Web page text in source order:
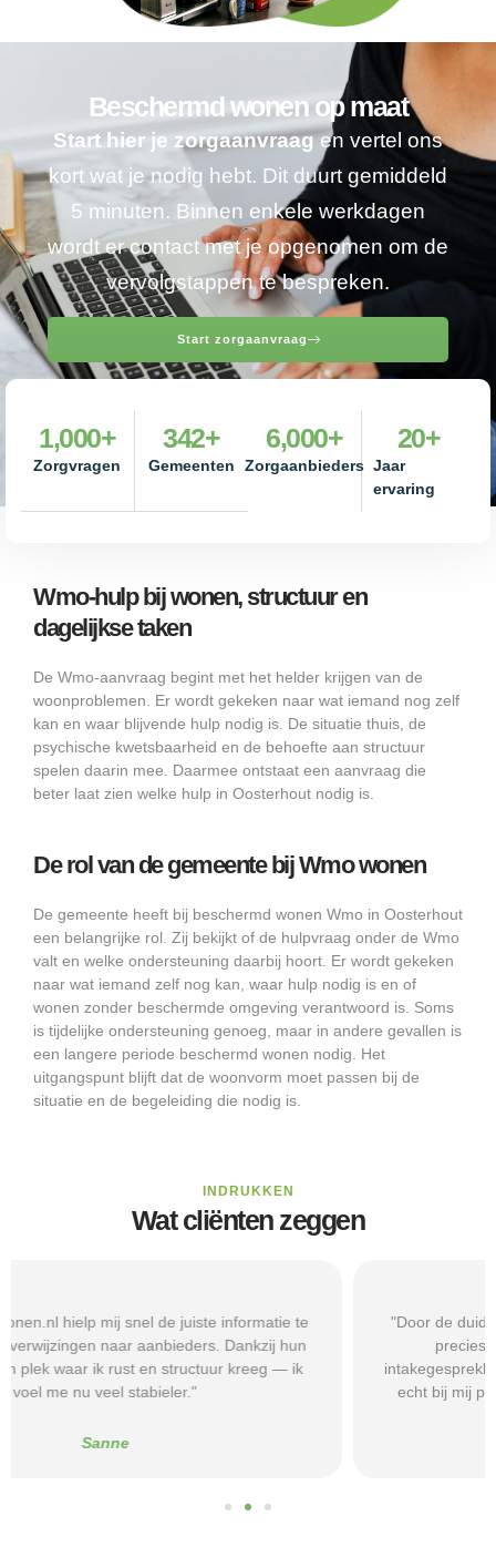
Beschermd wonen op maat
Start hier je zorgaanvraagen vertel ons
kort wat je nodig hebt. Dit duurt gemiddeld
5 minuten. Binnen enkele werkdagen
wordt er contact met je opgenomen om de
vervolgstappen te bespreken.
Start zorgaanvraag
Zorgvragen
1,000+
Gemeenten
342+
Zorgaanbieders
6,000+
Jaar
ervaring
20+
Wmo-hulp bij wonen, structuur en
dagelijkse taken
De Wmo-aanvraag begint met het helder krijgen van de
woonproblemen. Er wordt gekeken naar wat iemand nog zelf
kan en waar blijvende hulp nodig is. De situatie thuis, de
psychische kwetsbaarheid en de behoefte aan structuur
spelen daarin mee. Daarmee ontstaat een aanvraag die
beter laat zien welke hulp in Oosterhout nodig is.
De rol van de gemeente bij Wmo wonen
De gemeente heeft bij beschermd wonen Wmo in Oosterhout
een belangrijke rol. Zij bekijkt of de hulpvraag onder de Wmo
valt en welke ondersteuning daarbij hoort. Er wordt gekeken
naar wat iemand zelf nog kan, waar hulp nodig is en of
wonen zonder beschermde omgeving verantwoord is. Soms
is tijdelijke ondersteuning genoeg, maar in andere gevallen is
een langere periode beschermd wonen nodig. Het
uitgangspunt blijft dat de woonvorm moet passen bij de
situatie en de begeleiding die nodig is.
INDRUKKEN
Wat cliënten zeggen
"Door de duidelijke uitleg op Beschermd-Wonen.nl wist ik
precies welke vragen ik moest stellen tijdens
intakegesprekken. Daardoor kwam ik bij een aanbieder die
echt bij mij past. Mijn zelfstandigheid is flink verbeterd."